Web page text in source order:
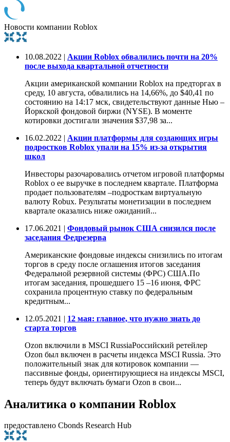
Новости компании Roblox
10.08.2022 | Акции Roblox обвалились почти на 20%
после выхода квартальной отчетности
Акции американской компании Roblox на предторгах в
среду, 10 августа, обвалились на 14,66%, до $40,41 по
состоянию на 14:17 мск, свидетельствуют данные Нью –
Йоркской фондовой биржи (NYSE). В моменте
котировки достигали значения $37,98 за...
16.02.2022 | Акции платформы для создающих игры
подростков Roblox упали на 15% из-за открытия
школ
Инвесторы разочаровались отчетом игровой платформы
Roblox о ее выручке в последнем квартале. Платформа
продает пользователям –подросткам виртуальную
валюту Robux. Результаты монетизации в последнем
квартале оказались ниже ожиданий...
17.06.2021 | Фондовый рынок США снизился после
заседания Федрезерва
Американские фондовые индексы снизились по итогам
торгов в среду после оглашения итогов заседания
Федеральной резервной системы (ФРС) США.По
итогам заседания, прошедшего 15 –16 июня, ФРС
сохранила процентную ставку по федеральным
кредитным...
12.05.2021 | 12 мая: главное, что нужно знать до
старта торгов
Ozon включили в MSCI RussiaРоссийский ретейлер
Ozon был включен в расчеты индекса MSCI Russia. Это
положительный знак для котировок компании —
пассивные фонды, ориентирующиеся на индексы MSCI,
теперь будут включать бумаги Ozon в свои...
Аналитика о компании Roblox
предоставлено Cbonds Research Hub